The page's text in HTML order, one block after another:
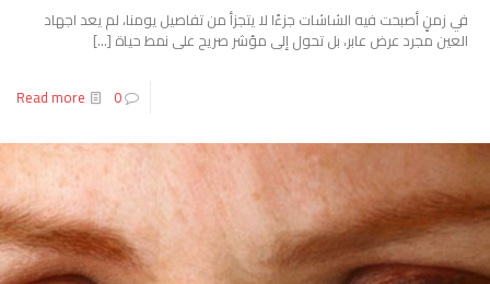
في زمنٍ أصبحت فيه الشاشات جزءًا لا يتجزأ من تفاصيل يومنا، لم يعد اجهاد
العين مجرد عرض عابر، بل تحول إلى مؤشر صريح على نمط حياة […]
0
Read more